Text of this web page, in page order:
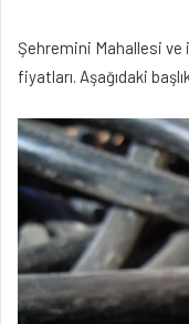
Şehremini Mahallesi
fiyatları. Aşağıdaki